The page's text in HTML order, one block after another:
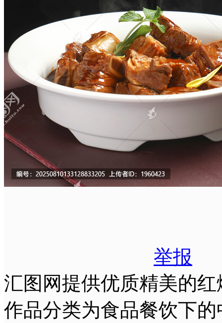
举报
汇图网提供优质精美的
作品分类为食品餐饮下